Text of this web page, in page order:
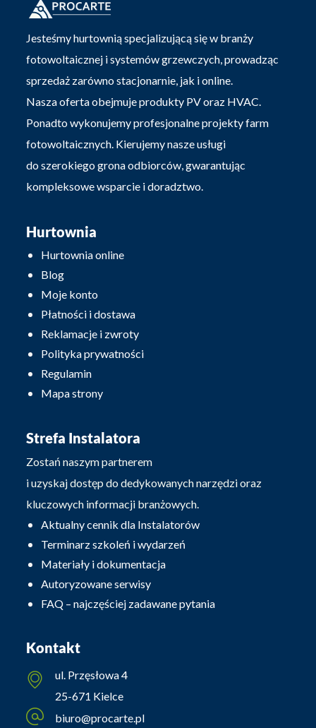
Jesteśmy hurtownią specjalizującą się w branży
fotowoltaicznej i systemów grzewczych, prowadząc
sprzedaż zarówno stacjonarnie, jak i online.
Nasza oferta obejmuje produkty PV oraz HVAC.
Ponadto wykonujemy profesjonalne projekty farm
fotowoltaicznych. Kierujemy nasze usługi
do szerokiego grona odbiorców, gwarantując
kompleksowe wsparcie i doradztwo.
Hurtownia
Hurtownia online
Blog
Moje konto
Płatności i dostawa
Reklamacje i zwroty
Polityka prywatności
Regulamin
Mapa strony
Strefa Instalatora
Zostań naszym partnerem
i uzyskaj dostęp do dedykowanych narzędzi oraz
kluczowych informacji branżowych.
Aktualny cennik dla Instalatorów
Terminarz szkoleń i wydarzeń
Materiały i dokumentacja
Autoryzowane serwisy
FAQ – najczęściej zadawane pytania
Kontakt
ul. Przęsłowa 4
25-671 Kielce
biuro@procarte.pl